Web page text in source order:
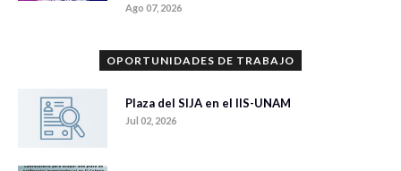
Ago 07, 2026
OPORTUNIDADES DE TRABAJO
Plaza del SIJA en el IIS-UNAM
Jul 02, 2026